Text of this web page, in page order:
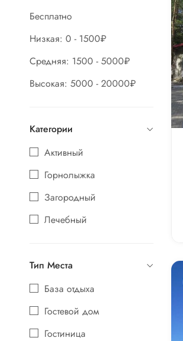
Бесплатно
Низкая: 0 - 1500₽
Средняя: 1500 - 5000₽
Высокая: 5000 - 20000₽
Категории
Активный
Горнолыжка
Загородный
Лечебный
Тип Места
База отдыха
Гостевой дом
Гостиница